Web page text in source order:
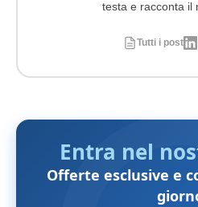
testa e racconta il
Tutti i post
Entra nel
Offerte esclusive e